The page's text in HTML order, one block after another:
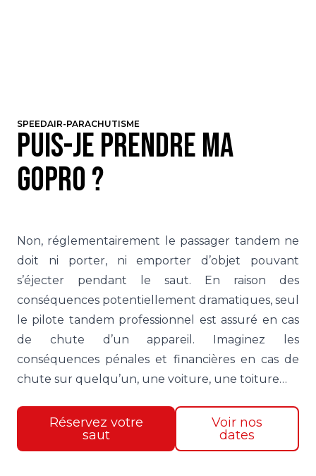
SPEEDAIR-PARACHUTISME
Puis-je prendre ma
GoPro ?
Non, réglementairement le passager tandem ne
doit ni porter, ni emporter d’objet pouvant
s’éjecter pendant le saut. En raison des
conséquences potentiellement dramatiques, seul
le pilote tandem professionnel est assuré en cas
de chute d’un appareil. Imaginez les
conséquences pénales et financières en cas de
chute sur quelqu’un, une voiture, une toiture…
Réservez votre
saut
Voir nos
dates